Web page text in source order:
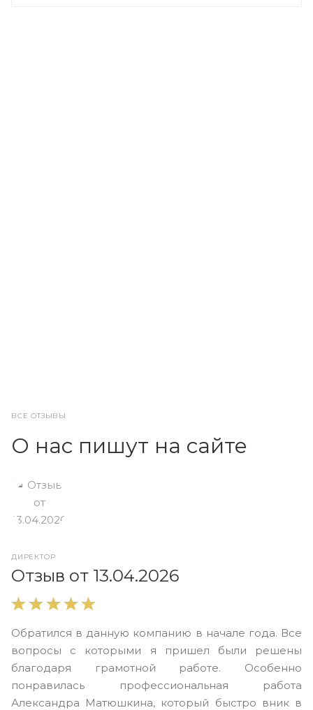
ВСЕ ОТЗЫВЫ
О нас пишут на сайте
ДИРЕКТОР
Отзыв от 13.04.2026
Обратился в данную компанию в начале года. Все
вопросы с которыми я пришел были решены
благодаря грамотной работе. Особенно
понравилась профессиональная работа
Александра Матюшкина, который быстро вник в